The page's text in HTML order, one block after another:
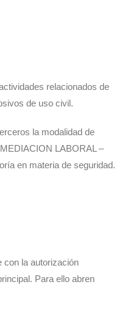
relacionados de
de uso civil.
la modalidad de
LABORAL –
en materia de seguridad.
con la autorización
Para ello abren